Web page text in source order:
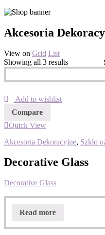
Akcesoria
View on Grid List
Showing all 3 results
Add to wishlist
Compare
Quick View
Akcesoria Dekoracyjne, Szkło
Decorative Glass
Decorative Glass
Read more